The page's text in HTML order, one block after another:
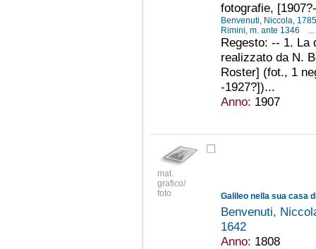
fotografie,
Benvenuti, Niccola,
Rimini, m. ante 1346
...
Regesto: -- 1. La
realizzato da N.
Roster] (fot., 1
-1927?])...
Anno: 1907
mat.
grafico/
foto
Benvenuti,
1642
Anno: 1808